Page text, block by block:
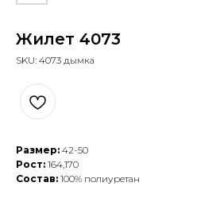
Жилет 4073
SKU: 4073 дымка
Размер: 42-50
Рост: 164,170
Состав: 100% полиуретан